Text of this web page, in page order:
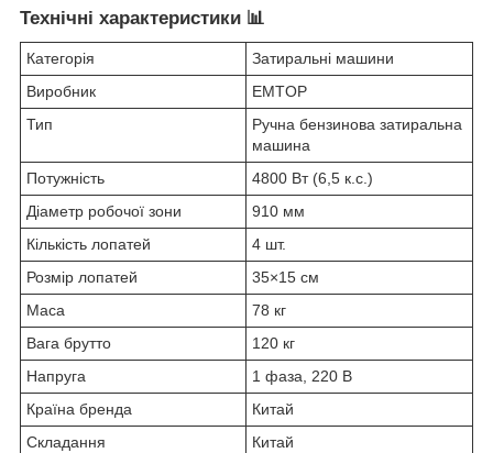
Технічні характеристики 📊
Категорія
Затиральні машини
Виробник
EMTOP
Тип
Ручна бензинова затиральна
машина
Потужність
4800 Вт (6,5 к.с.)
Діаметр робочої зони
910 мм
Кількість лопатей
4 шт.
Розмір лопатей
35×15 см
Маса
78 кг
Вага брутто
120 кг
Напруга
1 фаза, 220 В
Країна бренда
Китай
Складання
Китай